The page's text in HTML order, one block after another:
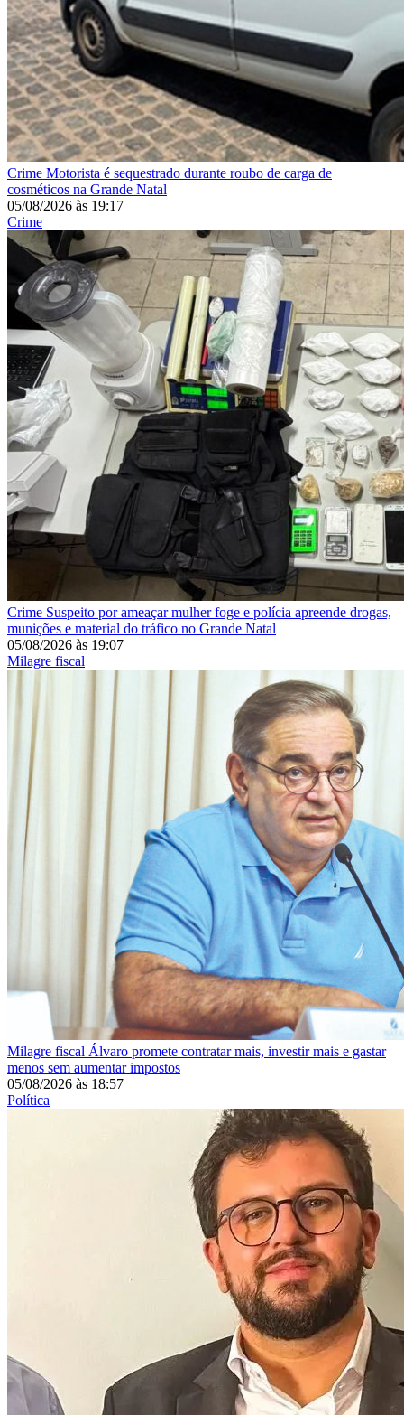
Crime Motorista é sequestrado durante roubo de carga de
cosméticos na Grande Natal
05/08/2026 às 19:17
Crime
Crime Suspeito por ameaçar mulher foge e polícia apreende drogas,
munições e material do tráfico no Grande Natal
05/08/2026 às 19:07
Milagre fiscal
Milagre fiscal Álvaro promete contratar mais, investir mais e gastar
menos sem aumentar impostos
05/08/2026 às 18:57
Política